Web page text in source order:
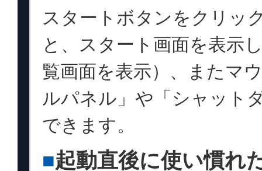
スタートボタンをクリッ
と、スタート画面を表示
覧画面を表示）、またマ
ルパネル」や「シャット
できます。
■起動直後に使い慣れ